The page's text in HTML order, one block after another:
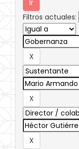
Filtros actuales: